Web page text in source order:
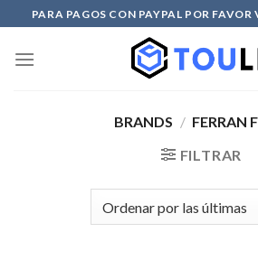
to
content
PARA PAGOS CON PAYPAL POR FAVOR
BRANDS / FERRAN
FILTRAR